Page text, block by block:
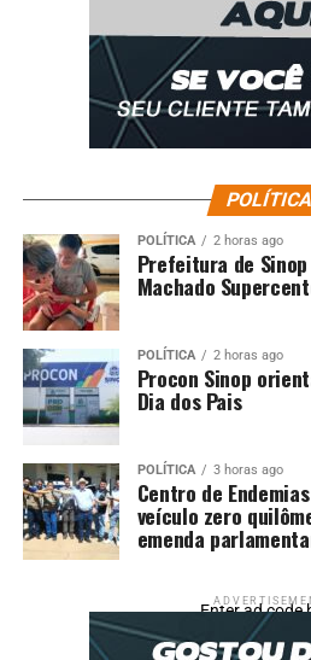
POLÍTICA
POLÍTICA 2 horas ago
Prefeitura de
Machado
POLÍTICA 2 horas ago
Procon Sinop
Dia dos Pais
POLÍTICA 3 horas ago
Centro de
veículo zero
emenda
Enter ad code